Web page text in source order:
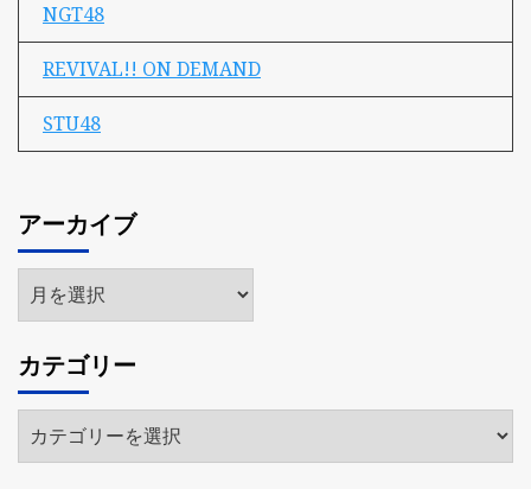
NGT48
REVIVAL!! ON DEMAND
STU48
アーカイブ
ア
ー
イ
ブ
カテゴリー
テ